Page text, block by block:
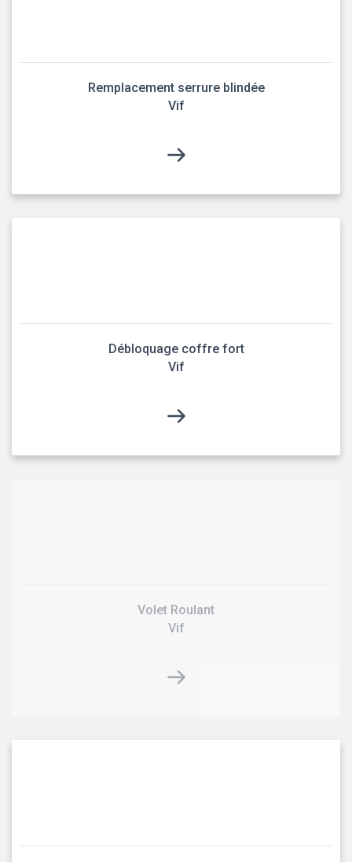
Remplacement serrure blindée
Vif
Débloquage coffre fort
Vif
Volet Roulant
Vif